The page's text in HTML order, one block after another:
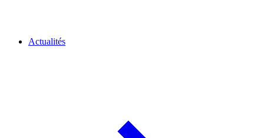
Actualités